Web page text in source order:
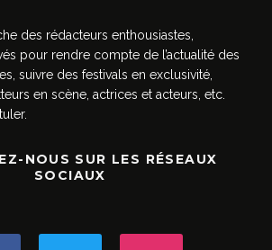
des rédacteurs enthousiastes,
pour rendre compte de l’actualité des
suivre des festivals en exclusivité,
en scène, actrices et acteurs, etc.
NOUS SUR LES RÉSEAUX
SOCIAUX